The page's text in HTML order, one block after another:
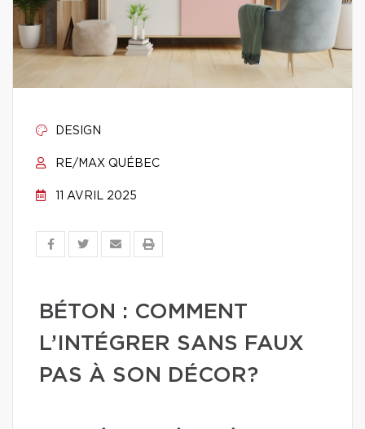
DESIGN
RE/MAX QUÉBEC
11 AVRIL 2025
BÉTON : COMMENT
L’INTÉGRER SANS FAUX
PAS À SON DÉCOR?